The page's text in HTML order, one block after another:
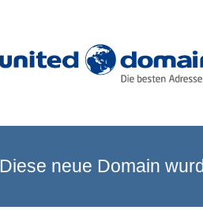
Diese neue Domain